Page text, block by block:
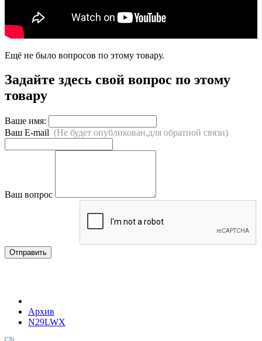
Ещё не было вопросов по этому товару.
Задайте здесь свой вопрос по этому
товару
Ваше имя:
Ваш E-mail (Не будет опубликован,для обратной связи)
Ваш вопрос
Отправить
Архив
N29LWX